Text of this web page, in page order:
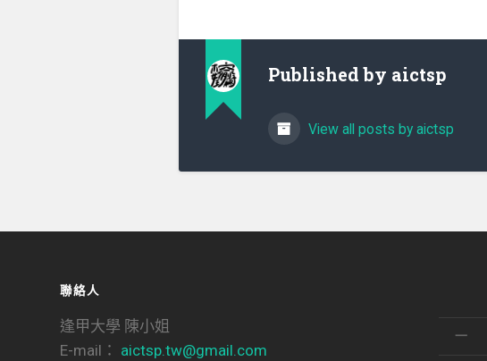
Published by aictsp
View all posts by aictsp
聯絡人
逢甲大學 陳小姐
E-mail： aictsp.tw@gmail.com
一